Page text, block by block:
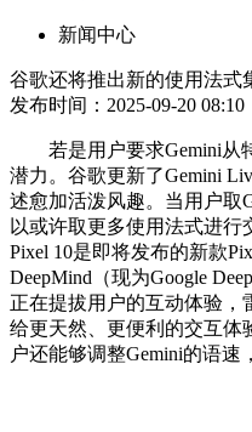
新闻中心
谷歌还将推出新的使用法式
发布时间：2025-09-20 08:10
若是用户要求Gemini从特
潜力。谷歌更新了Gemini
述愈加活泼风趣。当用户取
以或许取更多使用法式进行
Pixel 10是即将发布的新款
DeepMind（现为Google
正在提拔用户的互动体验，
给更天然、更便利的交互体
户还能够调整Gemini的语